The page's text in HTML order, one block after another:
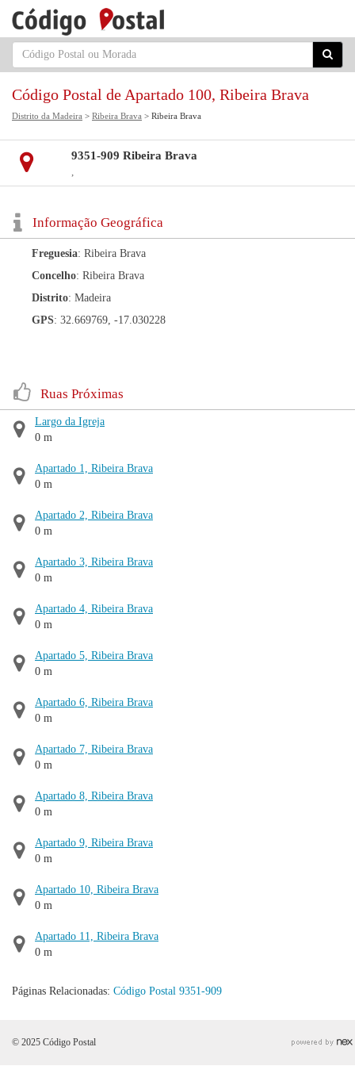
Código Postal de Apartado 100, Ribeira Brava
Distrito da Madeira > Ribeira Brava > Ribeira Brava
9351-909 Ribeira Brava
,
Informação Geográfica
Freguesia: Ribeira Brava
Concelho: Ribeira Brava
Distrito: Madeira
GPS: 32.669769, -17.030228
Ruas Próximas
Largo da Igreja
0 m
Apartado 1, Ribeira Brava
0 m
Apartado 2, Ribeira Brava
0 m
Apartado 3, Ribeira Brava
0 m
Apartado 4, Ribeira Brava
0 m
Apartado 5, Ribeira Brava
0 m
Apartado 6, Ribeira Brava
0 m
Apartado 7, Ribeira Brava
0 m
Apartado 8, Ribeira Brava
0 m
Apartado 9, Ribeira Brava
0 m
Apartado 10, Ribeira Brava
0 m
Apartado 11, Ribeira Brava
0 m
Páginas Relacionadas: Código Postal 9351-909
© 2025 Código Postal